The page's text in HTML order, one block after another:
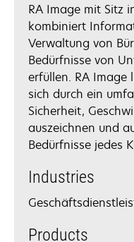
RA Image mit Sitz
kombiniert
Verwaltung von
Bedürfnisse von
erfüllen. RA Image
sich durch ein
Sicherheit,
auszeichnen und
Bedürfnisse jedes
Industries
Products